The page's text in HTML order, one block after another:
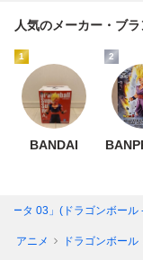
人気のメーカー・ブラ
1
BANDAI
2
ータ 03」(ドラゴンボール
、アニメ ドラゴンボール